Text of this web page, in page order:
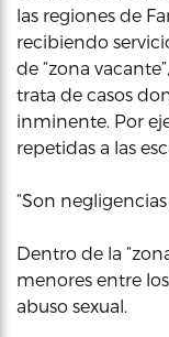
las regiones de
recibiendo
de “zona
trata de casos
inminente. Por
repetidas a las
“Son
Dentro de la
menores entre
abuso sexual.